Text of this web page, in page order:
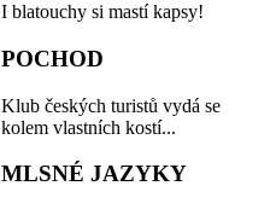
I blatouchy si mastí kapsy!
POCHOD
Klub českých turistů vydá se
kolem vlastních kostí...
MLSNÉ JAZYKY